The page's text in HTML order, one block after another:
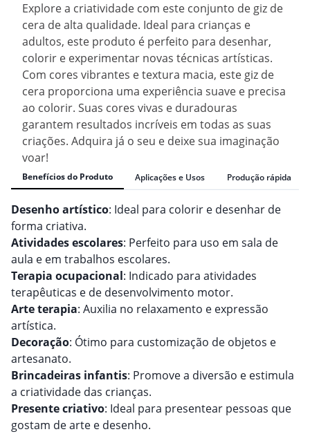
Explore a criatividade com este conjunto de giz de
cera de alta qualidade. Ideal para crianças e
adultos, este produto é perfeito para desenhar,
colorir e experimentar novas técnicas artísticas.
Com cores vibrantes e textura macia, este giz de
cera proporciona uma experiência suave e precisa
ao colorir. Suas cores vivas e duradouras
garantem resultados incríveis em todas as suas
criações. Adquira já o seu e deixe sua imaginação
voar!
Benefícios do Produto Aplicações e Usos Produção rápida
Desenho artístico: Ideal para colorir e desenhar de
forma criativa.
Atividades escolares: Perfeito para uso em sala de
aula e em trabalhos escolares.
Terapia ocupacional: Indicado para atividades
terapêuticas e de desenvolvimento motor.
Arte terapia: Auxilia no relaxamento e expressão
artística.
Decoração: Ótimo para customização de objetos e
artesanato.
Brincadeiras infantis: Promove a diversão e estimula
a criatividade das crianças.
Presente criativo: Ideal para presentear pessoas que
gostam de arte e desenho.